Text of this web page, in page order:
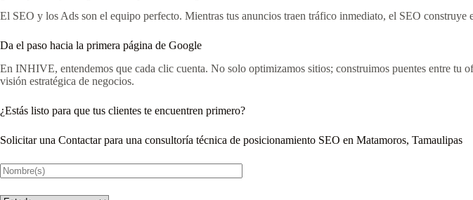
El SEO y los Ads son el equipo perfecto. Mientras tus anuncios traen tráfico inmediato, el SEO
Da el paso hacia la primera página de Google
En INHIVE, entendemos que cada clic cuenta. No solo optimizamos sitios; construimos puentes entre tu
visión estratégica de negocios.
¿Estás listo para que tus clientes te encuentren primero?
Solicitar una Contactar para una consultoría técnica de posicionamiento SEO en Matamoros, Tamaulipas